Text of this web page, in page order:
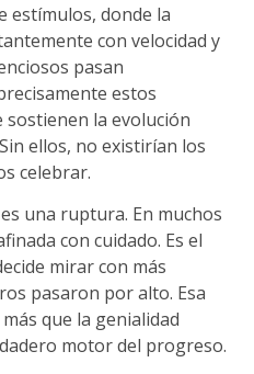
estímulos, donde la
con velocidad y
pasan
estos
sostienen la evolución
ellos, no existirían los
celebrar.
una ruptura. En muchos
con cuidado. Es el
mirar con más
pasaron por alto. Esa
que la genialidad
motor del progreso.